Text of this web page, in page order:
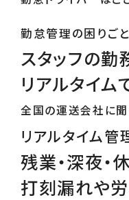
勤怠管理の困りごと
スタッフの勤
リアルタイム
全国の運送会社に聞
リアルタイム管
残業・深夜・
打刻漏れや